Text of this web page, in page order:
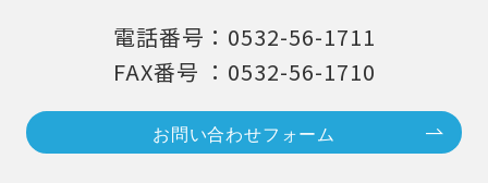
電話番号：0532-56-1711
FAX番号 ：0532-56-1710
お問い合わせフォーム